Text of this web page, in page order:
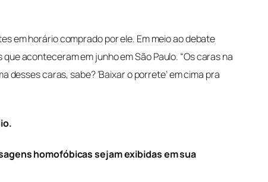
em horário comprado por ele. Em meio ao debate
aconteceram em junho em São Paulo. “Os caras na
desses caras, sabe? ‘Baixar o porrete’ em cima pra
homofóbicas sejam exibidas em sua